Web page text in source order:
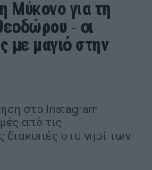
Μύκονο για τη
‑ οι
με μαγιό στην
στο Instagram
από τις
διακοπές στο νησί των